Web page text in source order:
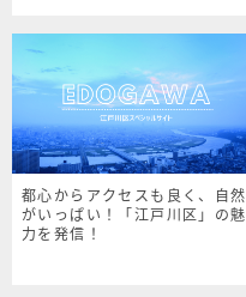
都心からアクセスも良く、自然
がいっぱい！「江戸川区」の魅
力を発信！